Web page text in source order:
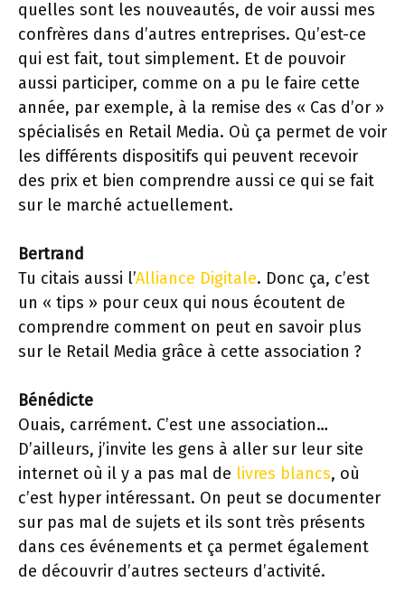
quelles sont les nouveautés, de voir aussi mes
confrères dans d’autres entreprises. Qu’est-ce
qui est fait, tout simplement. Et de pouvoir
aussi participer, comme on a pu le faire cette
année, par exemple, à la remise des « Cas d’or »
spécialisés en Retail Media. Où ça permet de voir
les différents dispositifs qui peuvent recevoir
des prix et bien comprendre aussi ce qui se fait
sur le marché actuellement.
Bertrand
Tu citais aussi l’Alliance Digitale. Donc ça, c’est
un « tips » pour ceux qui nous écoutent de
comprendre comment on peut en savoir plus
sur le Retail Media grâce à cette association ?
Bénédicte
Ouais, carrément. C’est une association…
D’ailleurs, j’invite les gens à aller sur leur site
internet où il y a pas mal de livres blancs, où
c’est hyper intéressant. On peut se documenter
sur pas mal de sujets et ils sont très présents
dans ces événements et ça permet également
de découvrir d’autres secteurs d’activité.